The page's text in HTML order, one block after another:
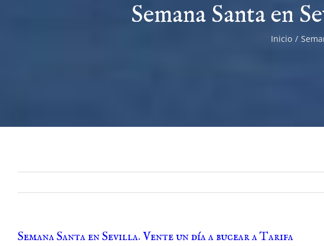
Semana Santa en
Inicio /
Semana Santa en Sevilla. Vente un día a bucear a Tarifa